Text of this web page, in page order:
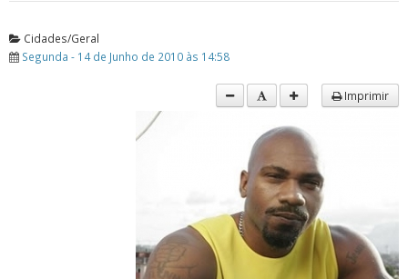
Cidades/Geral
Segunda - 14 de Junho de 2010 às 14:58
Imprimir